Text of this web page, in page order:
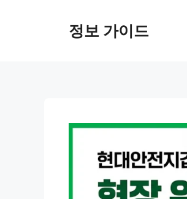
정보 가이드